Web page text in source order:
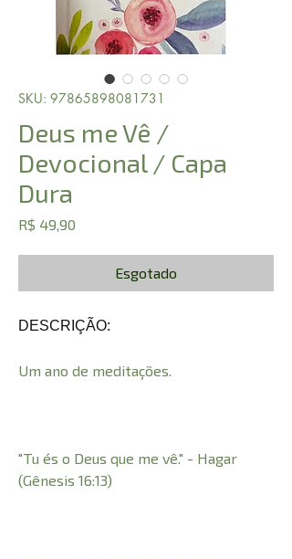
SKU: 97865898081731
Deus me Vê /
Devocional / Capa
Dura
R$ 49,90
Esgotado
DESCRIÇÃO:
Um ano de meditações.
"Tu és o Deus que me vê." - Hagar
(Gênesis 16:13)